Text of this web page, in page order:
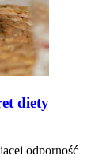
diety
odporność